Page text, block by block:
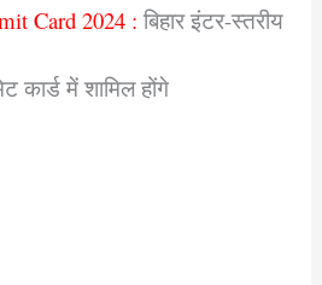
Card 2024 : बिहार इंटर-स्तरीय
कार्ड में शामिल होंगे